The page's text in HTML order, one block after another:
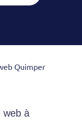
Quimper
web à